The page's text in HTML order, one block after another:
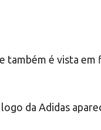
é vista em
da Adidas